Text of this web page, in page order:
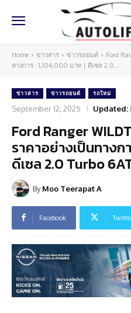
Home ข่าวสาร ข่าวรถยนต์
Ford
ทางการ : 1,104,000 บาท | ดีเซล 2.0...
ข่าวสาร ข่าวรถยนต์ รถใหม่
September 12, 2025 Updated:
Ford Ranger
ราคาอย่างเป็นทางก
ดีเซล 2.0 Turbo
By Moo Teerapat A
Facebook